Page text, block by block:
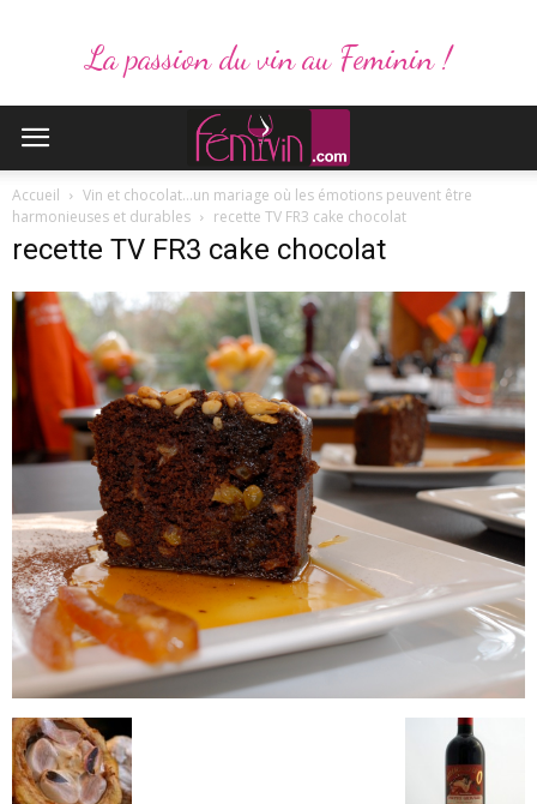
La passion du vin au Feminin !
Accueil
Vin et chocolat…un mariage où les émotions peuvent être
harmonieuses et durables
recette TV FR3 cake chocolat
recette TV FR3 cake chocolat